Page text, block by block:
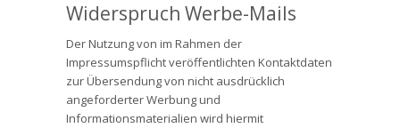
Widerspruch Werbe-Mails
Der Nutzung von im Rahmen der
Impressumspflicht veröffentlichten Kontaktdaten
zur Übersendung von nicht ausdrücklich
angeforderter Werbung und
Informationsmaterialien wird hiermit